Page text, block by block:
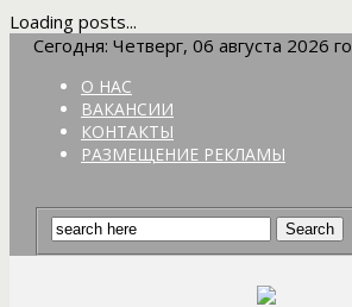
Loading posts...
Сегодня: Четверг, 06 августа 2026
О НАС
ВАКАНСИИ
КОНТАКТЫ
РАЗМЕЩЕНИЕ РЕКЛАМЫ